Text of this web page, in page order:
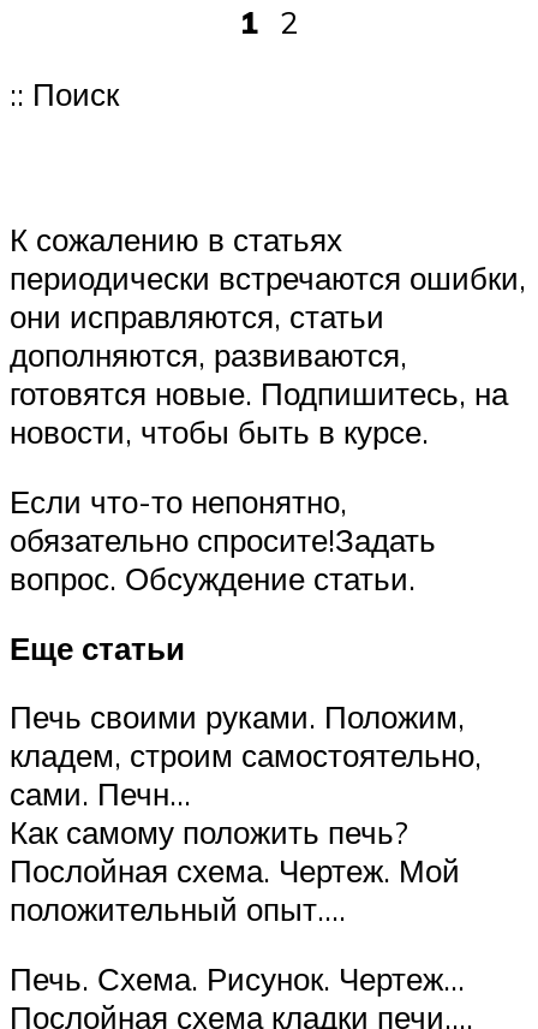
1 2
:: Поиск
К сожалению в статьях
периодически встречаются ошибки,
они исправляются, статьи
дополняются, развиваются,
готовятся новые. Подпишитесь, на
новости, чтобы быть в курсе.
Если что-то непонятно,
обязательно спросите!Задать
вопрос. Обсуждение статьи.
Еще статьи
Печь своими руками. Положим,
кладем, строим самостоятельно,
сами. Печн…
Как самому положить печь?
Послойная схема. Чертеж. Мой
положительный опыт….
Печь. Схема. Рисунок. Чертеж…
Послойная схема кладки печи….